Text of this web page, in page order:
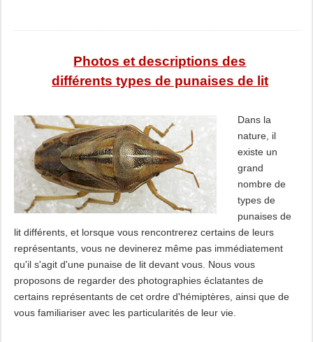
Photos et descriptions des
différents types de punaises de lit
Dans la
nature, il
existe un
grand
nombre de
types de
punaises de
lit différents, et lorsque vous rencontrerez certains de leurs
représentants, vous ne devinerez même pas immédiatement
qu'il s'agit d'une punaise de lit devant vous. Nous vous
proposons de regarder des photographies éclatantes de
certains représentants de cet ordre d'hémiptères, ainsi que de
vous familiariser avec les particularités de leur vie.